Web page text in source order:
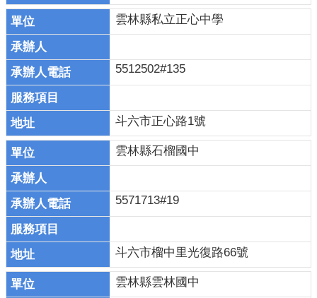
處
雲林縣私立正心中學
5512502#135
斗六市正心路1號
雲林縣石榴國中
5571713#19
斗六市榴中里光復路66號
雲林縣雲林國中